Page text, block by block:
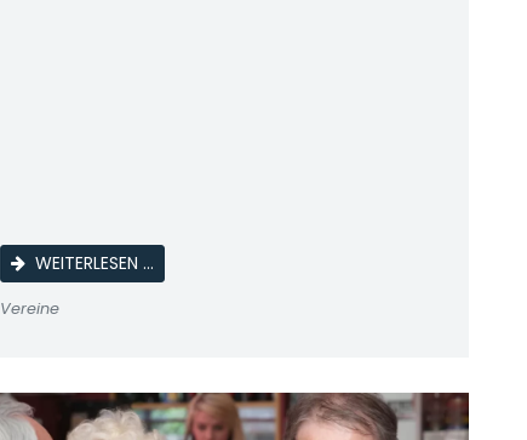
WEITERLESEN …JSG ERBSTROMTAL - SG FSV CREUZBURG
Vereine